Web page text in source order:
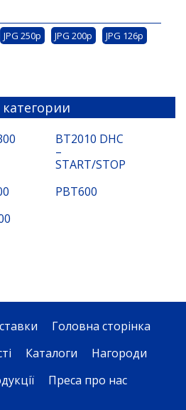
JPG 250p JPG 200p
JPG 126p
BT2010 DHC
–
START/STOP
PBT600
Головна сторінка
Каталоги
Нагороди
Преса про нас